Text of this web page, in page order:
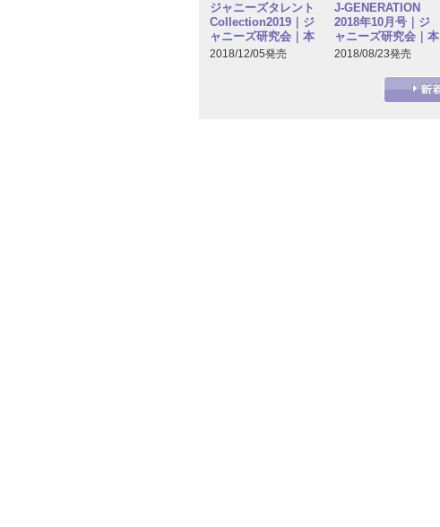
ジャニーズタレント
Collection2019｜ジ
ャニーズ研究会｜本
2018/12/05発売
J-GENERATION
2018年10月号｜ジ
ャニーズ研究会｜本
2018/08/23発売